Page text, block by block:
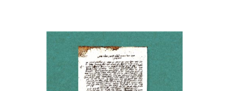
יוסף הכהן
ראובן בונפיל